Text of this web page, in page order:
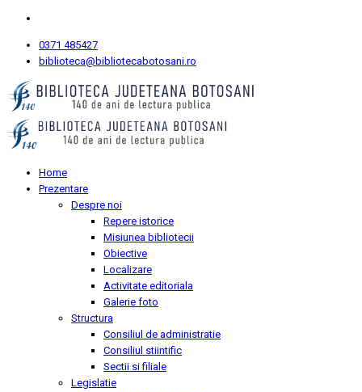
0371 485427
biblioteca@bibliotecabotosani.ro
Home
Prezentare
Despre noi
Repere istorice
Misiunea bibliotecii
Obiective
Localizare
Activitate editoriala
Galerie foto
Structura
Consiliul de administratie
Consiliul stiintific
Sectii si filiale
Legislatie